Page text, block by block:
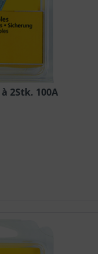
2Stk. 100A